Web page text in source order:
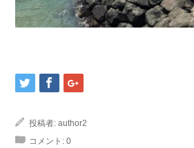
投稿者: author2
コメント: 0